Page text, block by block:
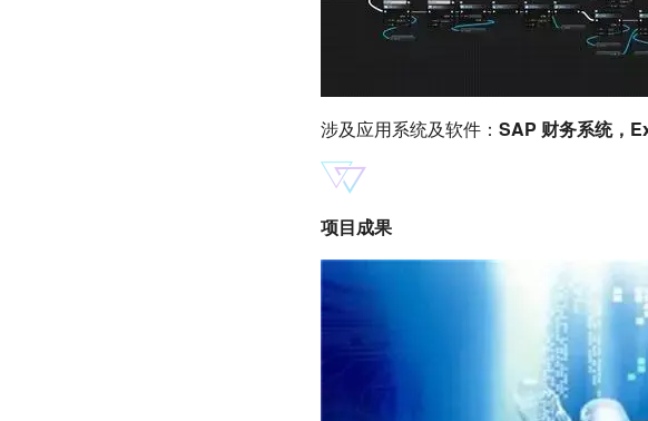
涉及应用系统及软件： SAP 财务系统，
项目成果